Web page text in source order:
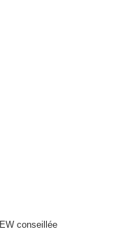
conseillée